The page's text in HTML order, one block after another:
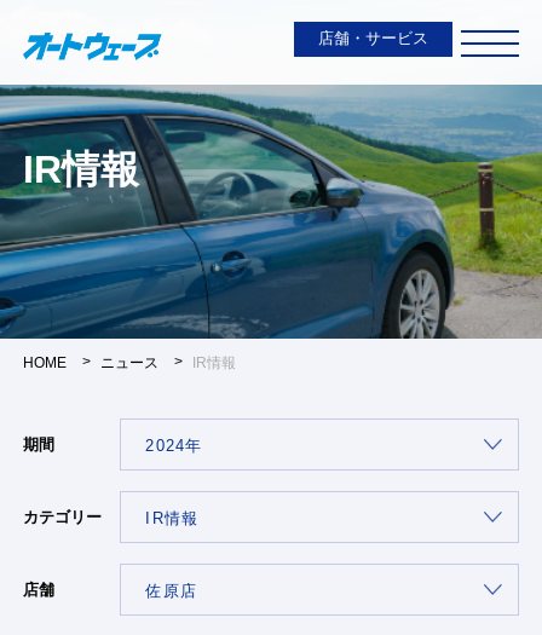
店舗・サービス
IR情報
HOME ニュース IR情報
期間
カテゴリー
店舗